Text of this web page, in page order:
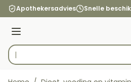
Ga naar de inhoud
Apothekersadvies Snelle
Menu
Product, merk, categorie...